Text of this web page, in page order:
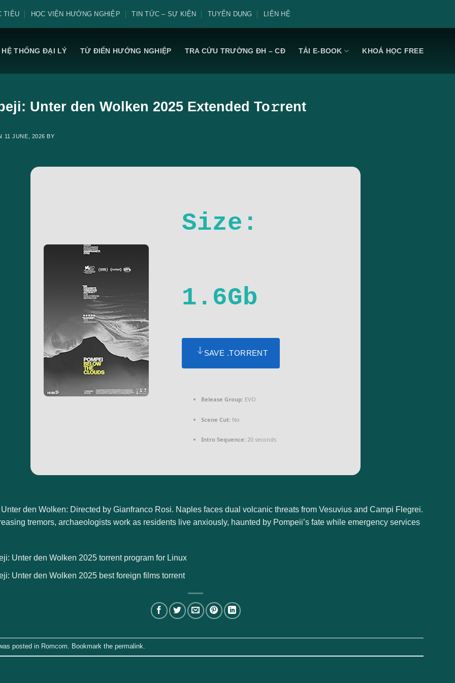
TIÊU HỌC VIỆN HƯỚNG NGHIỆP TIN TỨC – SỰ KIỆN TUYỂN DỤNG LIÊN HỆ
HỆ THỐNG ĐẠI LÝ TỪ ĐIỂN HƯỚNG NGHIỆP TRA CỨU TRƯỜNG ĐH – CĐ TẢI E-BOOK KHOÁ HỌC FREE
Unter den Wolken 2025 Extended To𝚛rent
11 JUNE, 2026 BY
Size:
1.6Gb
SAVE .TORRENT
Release Group:EVO
Scene Cut:No
Intro Sequence:20 seconds
den Wolken: Directed by Gianfranco Rosi. Naples faces dual volcanic threats from Vesuvius and Campi Flegrei.
tremors, archaeologists work as residents live anxiously, haunted by Pompeii’s fate while emergency services
Unter den Wolken 2025 torrent program for Linux
Unter den Wolken 2025 best foreign films torrent
posted in Romcom. Bookmark the permalink.